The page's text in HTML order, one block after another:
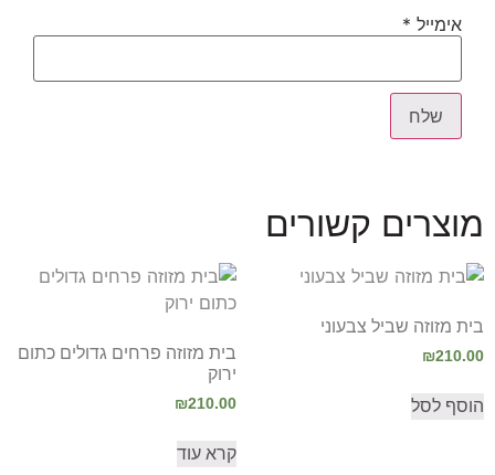
אימייל *
מוצרים קשורים
בית מזוזה שביל צבעוני
₪210.00
הוסף לסל
בית מזוזה פרחים גדולים כתום
ירוק
₪210.00
קרא עוד